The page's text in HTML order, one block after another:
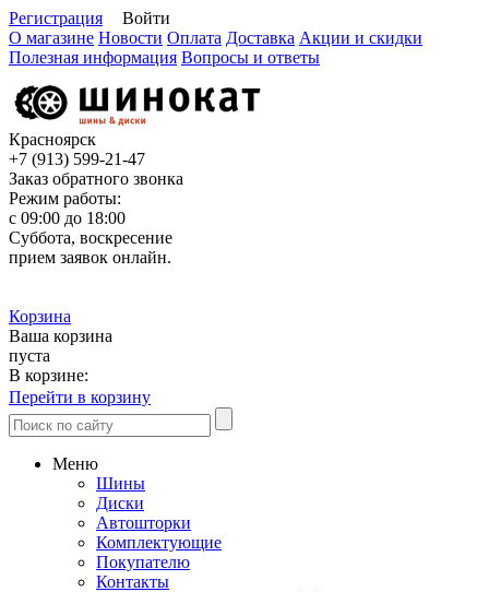
Регистрация
Войти
О магазине Новости Оплата Доставка Акции и скидки
Полезная информация Вопросы и ответы
Красноярск
+7 (913) 599-21-47
Заказ обратного звонка
Режим работы:
с 09:00 до 18:00
Суббота, воскресение
прием заявок онлайн.
Корзина
Ваша корзина
пуста
В корзине:
Перейти в корзину
Меню
Шины
Диски
Автошторки
Комплектующие
Покупателю
Контакты